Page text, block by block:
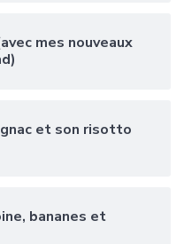
mes nouveaux
et son risotto
bananes et